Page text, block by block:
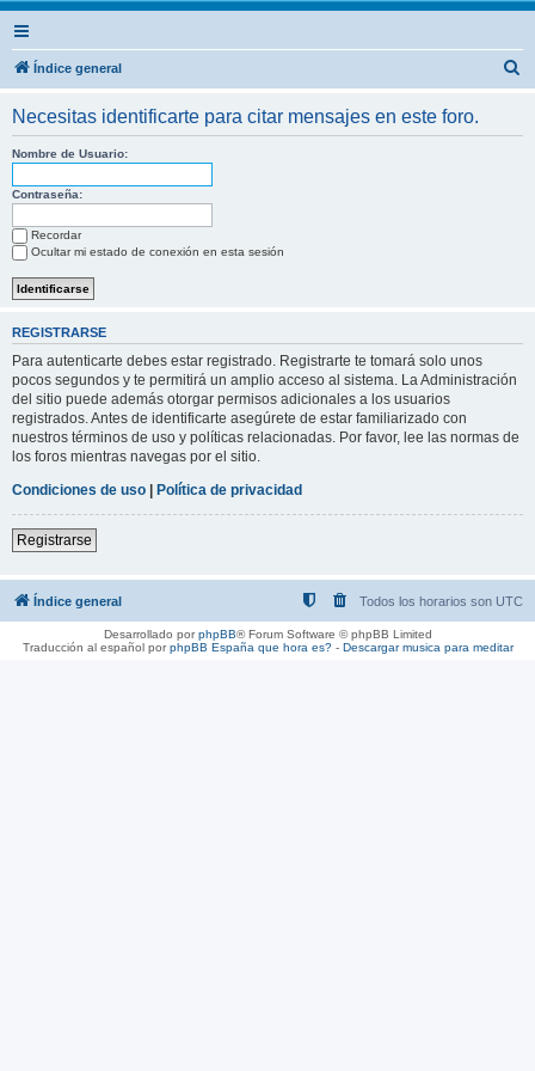
Índice general
Necesitas identificarte para citar mensajes en este foro.
Nombre de Usuario:
Contraseña:
Recordar
Ocultar mi estado de conexión en esta sesión
REGISTRARSE
Para autenticarte debes estar registrado. Registrarte te tomará solo unos
pocos segundos y te permitirá un amplio acceso al sistema. La Administración
del sitio puede además otorgar permisos adicionales a los usuarios
registrados. Antes de identificarte asegúrete de estar familiarizado con
nuestros términos de uso y políticas relacionadas. Por favor, lee las normas de
los foros mientras navegas por el sitio.
Condiciones de uso | Política de privacidad
Registrarse
Índice general Todos los horarios son UTC
Desarrollado porphpBB® Forum Software © phpBB Limited
Traducción al español porphpBB España que hora es?- Descargar musica para meditar